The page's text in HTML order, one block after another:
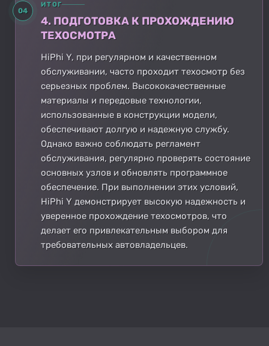
04
ИТОГ
4. ПОДГОТОВКА К ПРОХОЖДЕНИЮ
ТЕХОСМОТРА
HiPhi Y, при регулярном и качественном
обслуживании, часто проходит техосмотр без
серьезных проблем. Высококачественные
материалы и передовые технологии,
использованные в конструкции модели,
обеспечивают долгую и надежную службу.
Однако важно соблюдать регламент
обслуживания, регулярно проверять состояние
основных узлов и обновлять программное
обеспечение. При выполнении этих условий,
HiPhi Y демонстрирует высокую надежность и
уверенное прохождение техосмотров, что
делает его привлекательным выбором для
требовательных автовладельцев.